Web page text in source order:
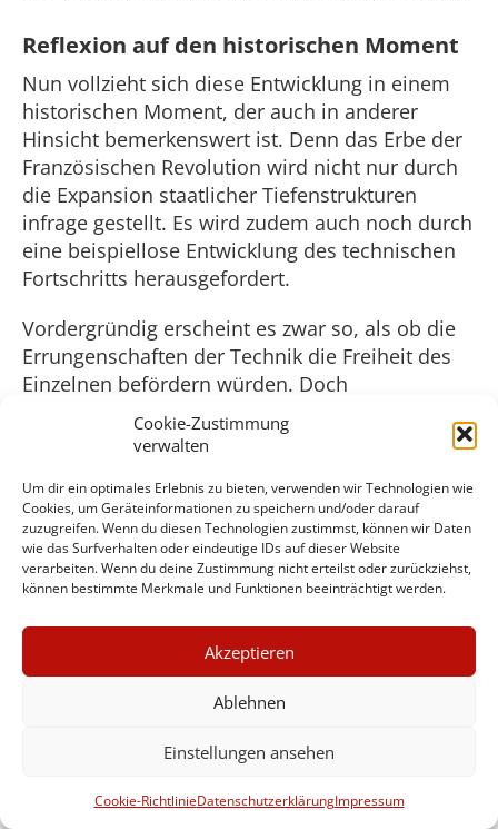
Cookie-Zustimmung
verwalten
Um dir ein optimales Erlebnis zu bieten, verwenden wir Technologien wie
Cookies, um Geräteinformationen zu speichern und/oder darauf
zuzugreifen. Wenn du diesen Technologien zustimmst, können wir Daten
wie das Surfverhalten oder eindeutige IDs auf dieser Website
verarbeiten. Wenn du deine Zustimmung nicht erteilst oder zurückziehst,
können bestimmte Merkmale und Funktionen beeinträchtigt werden.
Akzeptieren
Ablehnen
Einstellungen ansehen
Cookie-RichtlinieDatenschutzerklärungImpressum
Reflexion auf den historischen Moment
Nun vollzieht sich diese Entwicklung in einem
historischen Moment, der auch in anderer
Hinsicht bemerkenswert ist. Denn das Erbe der
Französischen Revolution wird nicht nur durch
die Expansion staatlicher Tiefenstrukturen
infrage gestellt. Es wird zudem auch noch durch
eine beispiellose Entwicklung des technischen
Fortschritts herausgefordert.
Vordergründig erscheint es zwar so, als ob die
Errungenschaften der Technik die Freiheit des
Einzelnen befördern würden. Doch
hintergründig zeigt sich eine andere Tendenz.
Das Internet ist hierfür ein hervorragendes
sein Wissen scheinbar unbegrenzt vergrößern
kann. Doch andererseits ermöglicht das Internet
auch, dass über alle seine Nutzer Informationen
gesammelt werden können. Auf der Basis dieser
Persönlichkeitsprofil erstellt werden. Das erste
Mal ist damit in der Menschheitsgeschichte die
Möglichkeit einer Diktatur denkbar geworden, in
welcher ein zukünftiger totalitärer Staat nicht
nur die Namen und Wohnorte seiner Kritiker
genug wäre, sondern auch die psychologischen